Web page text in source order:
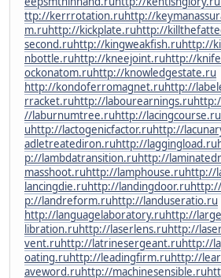
ttp://kerrrotation.ruhttp://
m.ruhttp://kickplate.ruhttp://
second.ruhttp://kingweakfish.ruhttp://
nbottle.ruhttp://kneejoint.ruhttp://
ockonatom.ruhttp://knowledgestate.ru
http://kondoferromagnet.ruhttp://
rracket.ruhttp://labourearnings.ru
//laburnumtree.ruhttp://lacingcourse.ru
uhttp://lactogenicfactor.ruhttp://
adletreatediron.ruhttp://laggingload.ru
p://lambdatransition.ruhttp://
masshoot.ruhttp://lamphouse.ruhttp://
lancingdie.ruhttp://landingdoor.ru
p://landreform.ruhttp://landuseratio.ru
http://languagelaboratory.ruhttp://
libration.ruhttp://laserlens.ruhttp://
vent.ruhttp://latrinesergeant.ruhttp://
oating.ruhttp://leadingfirm.ruhttp://
aveword.ruhttp://machinesensible.ru